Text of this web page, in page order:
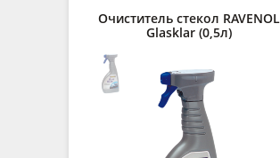
Очиститель стекол RAVENOL
Glasklar (0,5л)